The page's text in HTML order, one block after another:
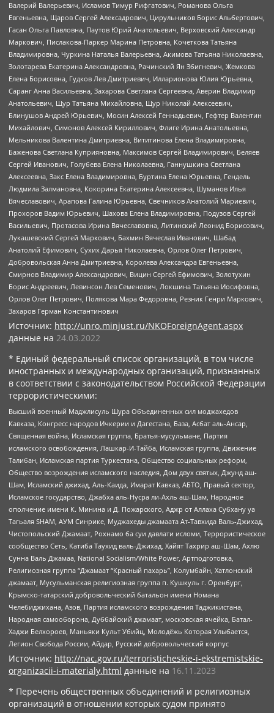
Валерий Валерьевич, Исламов Тимур Рифгатович, Романова Ольга
Евгеньевна, Щаров Сергей Алексадрович, Цирульников Борис Альбертович,
Гасан Ольга Павловна, Паутов Юрий Анатольевич, Верховский Александр
Маркович, Пислакова-Паркер Марина Петровна, Кочеткова Татьяна
Владимировна, Чуркина Наталья Валерьевна, Акимова Татьяна Николаевна,
Золотарева Екатерина Александровна, Рачинский Ян Збигневич, Жемкова
Елена Борисовна, Гудков Лев Дмитриевич, Илларионова Юлия Юрьевна,
Саранг Анна Васильевна, Захарова Светлана Сергеевна, Аверин Владимир
Анатольевич, Щур Татьяна Михайловна, Щур Николай Алексеевич,
Блинушов Андрей Юрьевич, Мосин Алексей Геннадьевич, Гефтер Валентин
Михайлович, Симонов Алексей Кириллович, Флиге Ирина Анатольевна,
Мельникова Валентина Дмитриевна, Вититинова Елена Владимировна,
Баженова Светлана Куприяновна, Максимов Сергей Владимирович, Беляев
Сергей Иванович, Голубева Елена Николаевна, Ганнушкина Светлана
Алексеевна, Закс Елена Владимировна, Буртина Елена Юрьевна, Гендель
Людмила Залмановна, Кокорина Екатерина Алексеевна, Шуманов Илья
Вячеславович, Арапова Галина Юрьевна, Свечников Анатолий Мариевич,
Прохоров Вадим Юрьевич, Шахова Елена Владимировна, Подузов Сергей
Васильевич, Протасова Ирина Вячеславовна, Литинский Леонид Борисович,
Лукашевский Сергей Маркович, Бахмин Вячеслав Иванович, Шабад
Анатолий Ефимович, Сухих Дарья Николаевна, Орлов Олег Петрович,
Добровольская Анна Дмитриевна, Королева Александра Евгеньевна,
Смирнов Владимир Александрович, Вицин Сергей Ефимович, Золотухин
Борис Андреевич, Левинсон Лев Семенович, Локшина Татьяна Иосифовна,
Орлов Олег Петрович, Полякова Мара Федоровна, Резник Генри Маркович,
Захаров Герман Константинович
Источник: http://unro.minjust.ru/NKOForeignAgent.aspx
данные на 24.03.2022
* Единый федеральный список организаций, в том числе
иностранных и международных организаций, признанных
в соответствии с законодательством Российской Федерации
террористическими:
Высший военный Маджлисуль Шура Объединенных сил моджахедов
Кавказа, Конгресс народов Ичкерии и Дагестана, База, Асбат аль-Ансар,
Священная война, Исламская группа, Братья-мусульмане, Партия
исламского освобождения, Лашкар-И-Тайба, Исламская группа, Движение
Талибан, Исламская партия Туркестана, Общество социальных реформ,
Общество возрождения исламского наследия, Дом двух святых, Джунд аш-
Шам, Исламский джихад, Аль-Каида, Имарат Кавказ, АБТО, Правый сектор,
Исламское государство, Джабха аль-Нусра ли-Ахль аш-Шам, Народное
ополчение имени К. Минина и Д. Пожарского, Аджр от Аллаха Субхану уа
Тагьаля SHAM, АУМ Синрике, Муджахеды джамаата Ат-Тавхида Валь-Джихад,
Чистопольский Джамаат, Рохнамо ба суи давлати исломи, Террористическое
сообщество Сеть, Катиба Таухид валь-Джихад, Хайят Тахрир аш-Шам, Ахлю
Сунна Валь Джамаа, National Socialism/White Power, Артподготовка,
Религиозная группа “Джамаат “Красный пахарь”, Колумбайн, Хатлонский
джамаат, Мусульманская религиозная группа п. Кушкуль г. Оренбург,
Крымско-татарский добровольческий батальон имени Номана
Челебиджихана, Азов, Партия исламского возрождения Таджикистана,
Народная самооборона, Дуббайский джамаат, московская ячейка, Батал-
Хаджи Белхороев, Маньяки Культ Убийц, Молодёжь Которая Улыбается,
Легион Свобода России, Айдар, Русский добровольческий корпус
Источник: http://nac.gov.ru/terroristicheskie-i-ekstremistskie-
organizacii-i-materialy.html данные на 16.11.2023
* Перечень общественных объединений и религиозных
организаций в отношении которых судом принято